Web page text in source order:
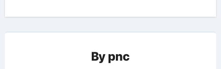
By pnc